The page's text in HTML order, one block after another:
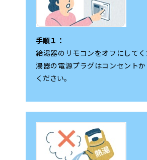
手順１：
給湯器のリモコンをオフにして
湯器の電源プラグはコンセント
ください。